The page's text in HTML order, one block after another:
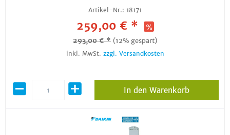
Artikel-Nr.: 18171
259,00 € *
293,00 € * (12% gespart)
inkl. MwSt. zzgl. Versandkosten
In den Warenkorb